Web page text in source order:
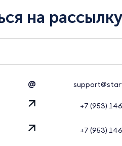
на рассылку
@
+7 (953)
+7 (953)